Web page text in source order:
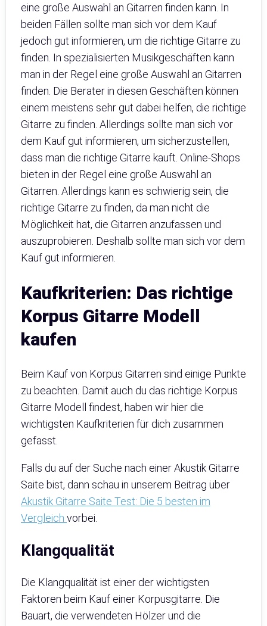
eine große Auswahl an Gitarren finden kann. In
beiden Fällen sollte man sich vor dem Kauf
jedoch gut informieren, um die richtige Gitarre zu
finden. In spezialisierten Musikgeschäften kann
man in der Regel eine große Auswahl an Gitarren
finden. Die Berater in diesen Geschäften können
einem meistens sehr gut dabei helfen, die richtige
Gitarre zu finden. Allerdings sollte man sich vor
dem Kauf gut informieren, um sicherzustellen,
dass man die richtige Gitarre kauft. Online-Shops
bieten in der Regel eine große Auswahl an
Gitarren. Allerdings kann es schwierig sein, die
richtige Gitarre zu finden, da man nicht die
Möglichkeit hat, die Gitarren anzufassen und
auszuprobieren. Deshalb sollte man sich vor dem
Kauf gut informieren.
Kaufkriterien: Das richtige
Korpus Gitarre Modell
kaufen
Beim Kauf von Korpus Gitarren sind einige Punkte
zu beachten. Damit auch du das richtige Korpus
Gitarre Modell findest, haben wir hier die
wichtigsten Kaufkriterien für dich zusammen
gefasst.
Falls du auf der Suche nach einer Akustik Gitarre
Saite bist, dann schau in unserem Beitrag über
Akustik Gitarre Saite Test: Die 5 besten im
Vergleich vorbei.
Klangqualität
Die Klangqualität ist einer der wichtigsten
Faktoren beim Kauf einer Korpusgitarre. Die
Bauart, die verwendeten Hölzer und die